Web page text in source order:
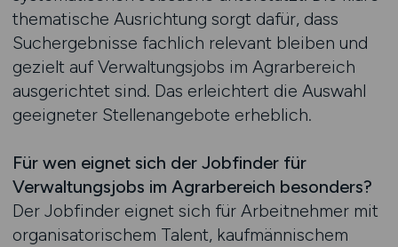
thematische Ausrichtung sorgt dafür, dass
Suchergebnisse fachlich relevant bleiben und
gezielt auf Verwaltungsjobs im Agrarbereich
ausgerichtet sind. Das erleichtert die Auswahl
geeigneter Stellenangebote erheblich.
Für wen eignet sich der Jobfinder für
Verwaltungsjobs im Agrarbereich besonders?
Der Jobfinder eignet sich für Arbeitnehmer mit
organisatorischem Talent, kaufmännischem